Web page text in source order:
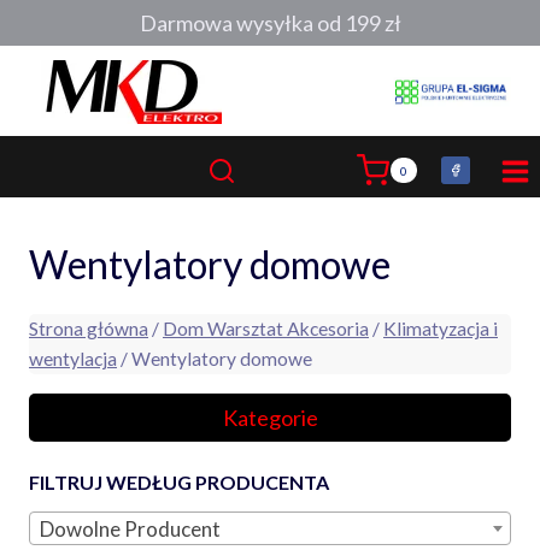
do
0
Wentylatory domowe
Strona główna / Dom Warsztat Akcesoria / Klimatyzacja i
wentylacja / Wentylatory domowe
Kategorie
FILTRUJ WEDŁUG PRODUCENTA
Dowolne Producent
Darmowa wysyłka od 199 zł